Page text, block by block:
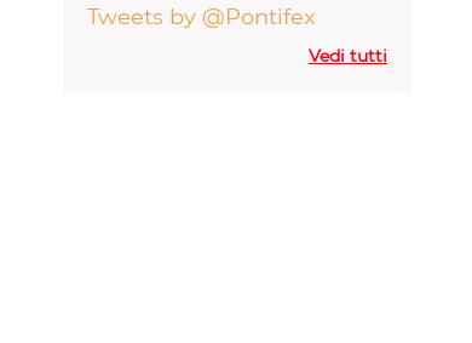
Tweets by @Pontifex
Vedi tutti